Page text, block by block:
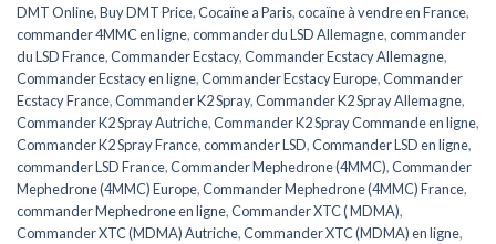
DMT Online,Buy DMT Price,Cocaïne a Paris,cocaïne à vendre en France,
commander 4MMC en ligne,commander du LSD Allemagne,commander
du LSD France,Commander Ecstacy,Commander Ecstacy Allemagne,
Commander Ecstacy en ligne,Commander Ecstacy Europe,Commander
Ecstacy France,Commander K2 Spray,Commander K2 Spray Allemagne,
Commander K2 Spray Autriche,Commander K2 Spray Commande en ligne,
Commander K2 Spray France,commander LSD,Commander LSD en ligne,
commander LSD France,Commander Mephedrone (4MMC),Commander
Mephedrone (4MMC) Europe,Commander Mephedrone (4MMC) France,
commander Mephedrone en ligne,Commander XTC ( MDMA),
Commander XTC (MDMA) Autriche,Commander XTC (MDMA) en ligne,